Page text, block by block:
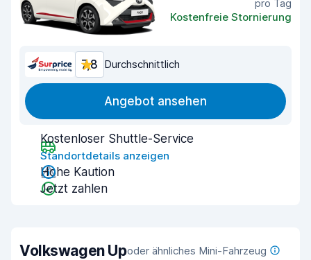
pro Tag
Kostenfreie Stornierung
7,8 Durchschnittlich
Angebot ansehen
Kostenloser Shuttle-Service
Standortdetails anzeigen
Hohe Kaution
Jetzt zahlen
Volkswagen Upoder ähnliches Mini-Fahrzeug